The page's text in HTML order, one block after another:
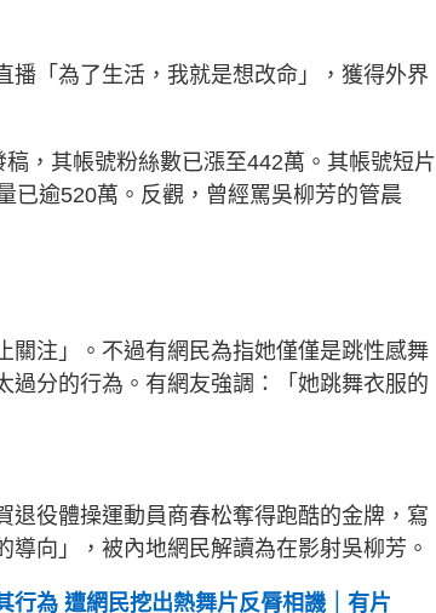
播「為了生活，我就是想改命」，獲得外界
，其帳號粉絲數已漲至442萬。其帳號短片
已逾520萬。反觀，曾經罵吳柳芳的管晨
關注」。不過有網民為指她僅僅是跳性感舞
分的行為。有網友強調：「她跳舞衣服的
退役體操運動員商春松奪得跑酷的金牌，寫
導向」，被內地網民解讀為在影射吳柳芳。
行為 遭網民挖出熱舞片反脣相譏｜有片